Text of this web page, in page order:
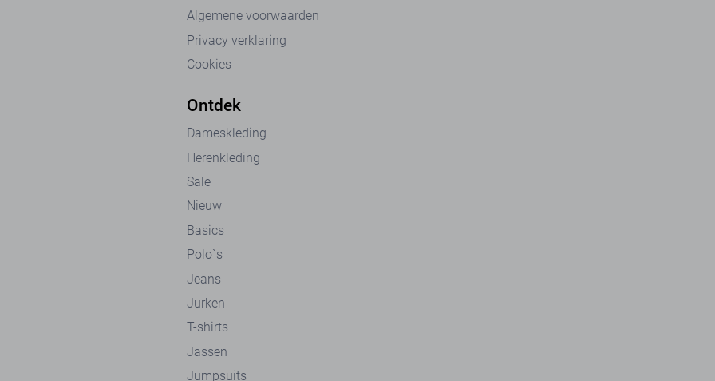
Algemene voorwaarden
Privacy verklaring
Cookies
Ontdek
Dameskleding
Herenkleding
Sale
Nieuw
Basics
Polo`s
Jeans
Jurken
T-shirts
Jassen
Jumpsuits